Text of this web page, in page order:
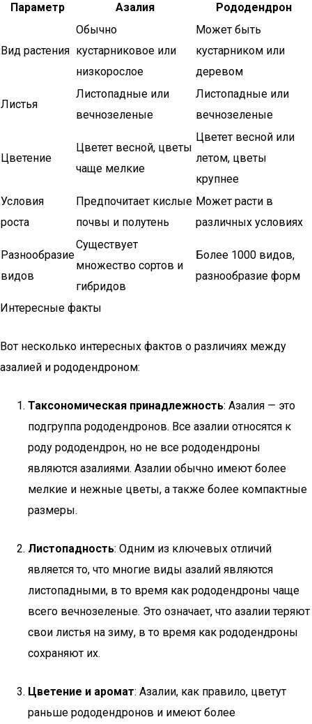
Параметр Азалия Рододендрон
Вид растения
Обычно
кустарниковое или
низкорослое
Может быть
кустарником или
деревом
Листья
Листопадные или
вечнозеленые
Листопадные или
вечнозеленые
Цветение
Цветет весной, цветы
чаще мелкие
Цветет весной или
летом, цветы
крупнее
Условия
роста
Предпочитает кислые
почвы и полутень
Может расти в
различных условиях
Разнообразие
видов
Существует
множество сортов и
гибридов
Более 1000 видов,
разнообразие форм
Интересные факты
Вот несколько интересных фактов о различиях между
азалией и рододендроном:
Таксономическая принадлежность: Азалия — это
подгруппа рододендронов. Все азалии относятся к
роду рододендрон, но не все рододендроны
являются азалиями. Азалии обычно имеют более
мелкие и нежные цветы, а также более компактные
размеры.
Листопадность: Одним из ключевых отличий
является то, что многие виды азалий являются
листопадными, в то время как рододендроны чаще
всего вечнозеленые. Это означает, что азалии теряют
свои листья на зиму, в то время как рододендроны
сохраняют их.
Цветение и аромат: Азалии, как правило, цветут
раньше рододендронов и имеют более